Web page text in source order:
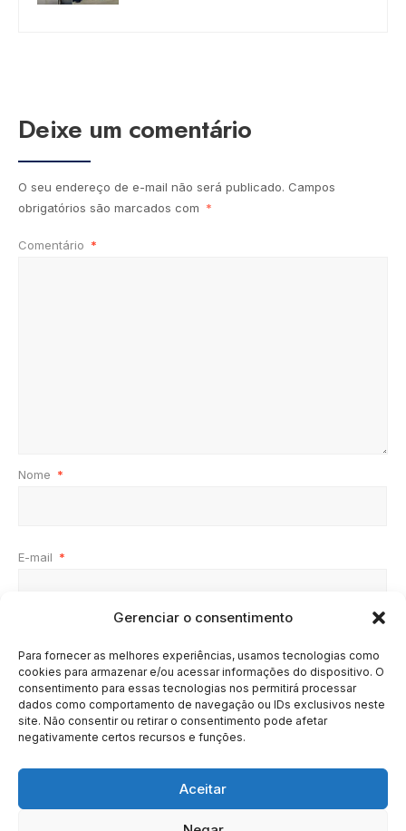
Gerenciar o consentimento
Para fornecer as melhores experiências, usamos tecnologias como
cookies para armazenar e/ou acessar informações do dispositivo. O
consentimento para essas tecnologias nos permitirá processar
dados como comportamento de navegação ou IDs exclusivos neste
site. Não consentir ou retirar o consentimento pode afetar
negativamente certos recursos e funções.
Aceitar
Deixe um comentário
O seu endereço de e-mail não será publicado. Campos
obrigatórios são marcados com *
Comentário *
Nome *
E-mail *